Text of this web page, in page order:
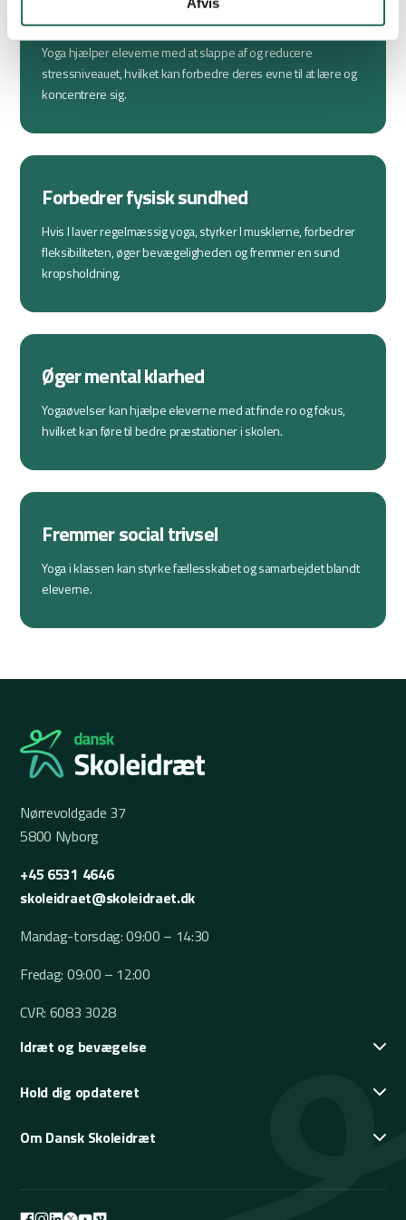
Øget læringsparathed
Yoga hjælper eleverne med at slappe af og reducere
stressniveauet, hvilket kan forbedre deres evne til at lære og
koncentrere sig.
Forbedrer fysisk sundhed
Hvis I laver regelmæssig yoga, styrker I musklerne, forbedrer
fleksibiliteten, øger bevægeligheden og fremmer en sund
kropsholdning.
Øger mental klarhed
Yogaøvelser kan hjælpe eleverne med at finde ro og fokus,
hvilket kan føre til bedre præstationer i skolen.
Fremmer social trivsel
Yoga i klassen kan styrke fællesskabet og samarbejdet blandt
eleverne.
Nørrevoldgade 37
5800 Nyborg
+45 6531 4646
skoleidraet@skoleidraet.dk
Mandag-torsdag: 09:00 – 14:30
Fredag: 09:00 – 12:00
CVR: 6083 3028
Idræt og bevægelse
Hold dig opdateret
Om Dansk Skoleidræt